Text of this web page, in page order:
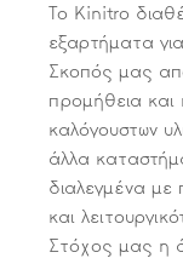
Το Kinitro
εξαρτήματα
Σκοπός μας
προμήθεια
καλόγουστων
άλλα
διαλεγμένα με
και
Στόχος μας η